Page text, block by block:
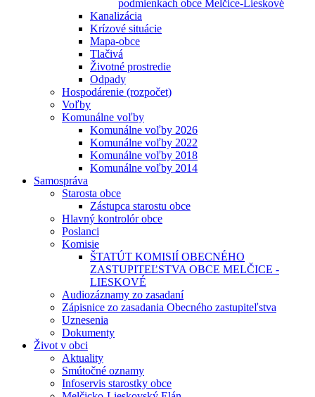
podmienkach obce Melčice-Lieskové
Kanalizácia
Krízové situácie
Mapa-obce
Tlačivá
Životné prostredie
Odpady
Hospodárenie (rozpočet)
Voľby
Komunálne voľby
Komunálne voľby 2026
Komunálne voľby 2022
Komunálne voľby 2018
Komunálne voľby 2014
Samospráva
Starosta obce
Zástupca starostu obce
Hlavný kontrolór obce
Poslanci
Komisie
ŠTATÚT KOMISIÍ OBECNÉHO
ZASTUPITEĽSTVA OBCE MELČICE -
LIESKOVÉ
Audiozáznamy zo zasadaní
Zápisnice zo zasadania Obecného zastupiteľstva
Uznesenia
Dokumenty
Život v obci
Aktuality
Smútočné oznamy
Infoservis starostky obce